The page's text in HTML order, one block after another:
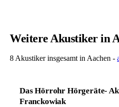
Weitere Akustiker in
8 Akustiker insgesamt in Aachen -
Das Hörrohr Hörgeräte-
Franckowiak